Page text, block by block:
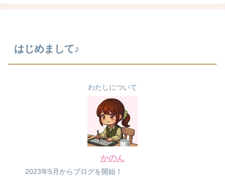
はじめまして♪
わたしについて
かのん
2023年5月からブログを開始！